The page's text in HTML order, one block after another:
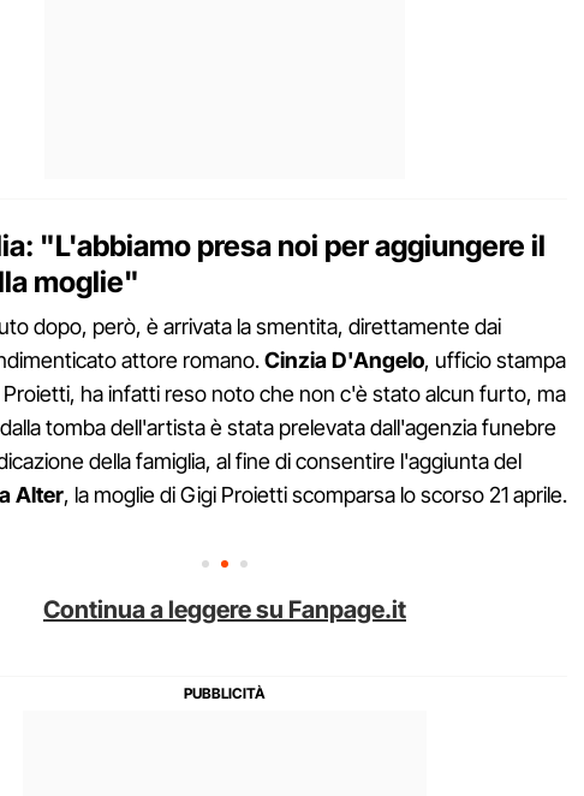
"L'abbiamo presa noi per aggiungere il
moglie"
dopo, però, è arrivata la smentita, direttamente dai
attore romano.Cinzia D'Angelo, ufficio stampa
Proietti, ha infatti reso noto che non c'è stato alcun furto, ma
tomba dell'artista è stata prelevata dall'agenzia funebre
della famiglia, al fine di consentire l'aggiunta del
Alter, la moglie di Gigi Proietti scomparsa lo scorso 21 aprile.
Continua a leggere su Fanpage.it